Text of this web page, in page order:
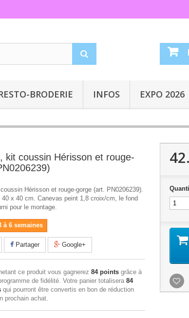
BRODERIE INFOS EXPO 2026
kit coussin Hérisson et rouge-
Hérisson et rouge-gorge (art. PN0206239).
40 x 40 cm. Canevas peint 1,8 croix/cm, le fond
pour le montage.
à 6 semaines
Partager Google+
ce produit vous gagnerez 84 points grâce à
de fidélité. Votre panier totalisera 84
qui pourront être convertis en bon de réduction
prochain achat.